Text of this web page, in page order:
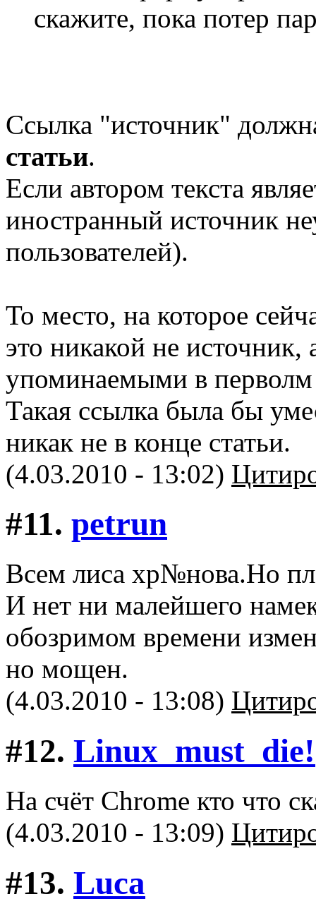
скажите, пока потер
Ссылка "источник"
статьи.
Если автором текста
иностранный источник
пользователей).
То место, на которое
это никакой не
упоминаемыми в перволм
Такая ссылка была бы
никак не в конце статьи.
(4.03.2010 - 13:02)
#11. petrun
Всем лиса хр№нова.Но
И нет ни малейшего
обозримом времени
но мощен.
(4.03.2010 - 13:08)
#12. Linux_must_die!
На счёт Chrome кто что
(4.03.2010 - 13:09)
#13. Luca